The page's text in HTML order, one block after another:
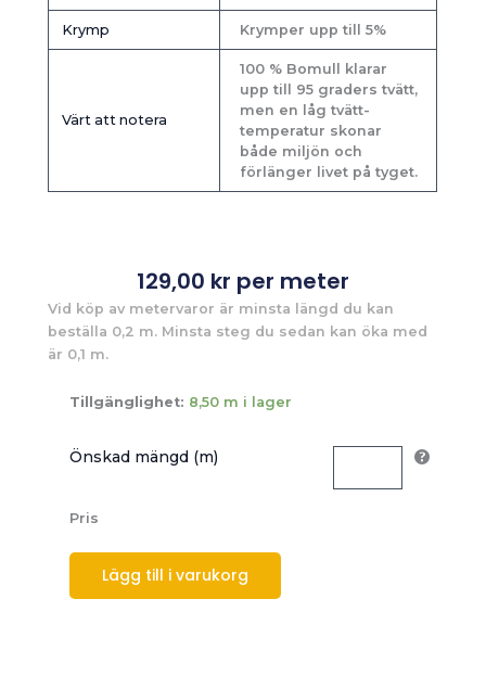
Krymp Krymper upp till 5%
Värt att notera
100 % Bomull klarar
upp till 95 graders tvätt,
men en låg tvätt-
temperatur skonar
både miljön och
förlänger livet på tyget.
129,00 kr per meter
Vid köp av metervaror är minsta längd du kan
beställa 0,2 m. Minsta steg du sedan kan öka med
är 0,1 m.
Tillgänglighet: 8,50 m i lager
Önskad mängd (m)
Pris
Lägg till i varukorg